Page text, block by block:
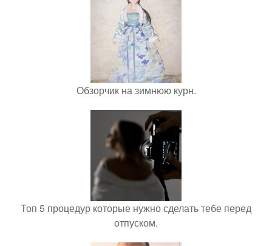
Обзорчик на зимнюю курн.
Топ 5 процедур которые нужно сделать тебе перед
отпуском.